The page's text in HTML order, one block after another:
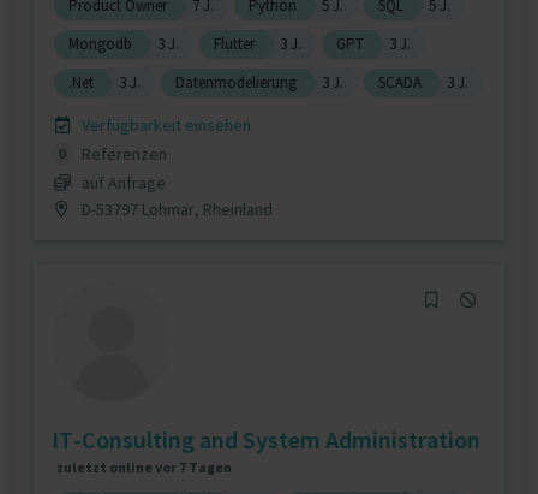
Product Owner 7 J. Python 5 J. SQL
5 J.
Mongodb
3 J. Flutter 3 J. GPT
3 J.
.Net
3 J. Datenmodelierung 3 J. SCADA 3 J.
Verfügbarkeit einsehen
0
Referenzen
auf Anfrage
D-53797 Lohmar, Rheinland
IT-Consulting and System Administration
zuletzt online vor 7 Tagen